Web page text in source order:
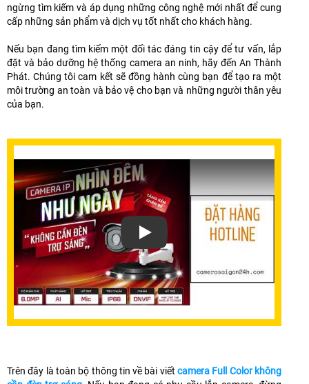
ngừng tìm kiếm và áp dụng những công nghệ mới nhất để cung
cấp những sản phẩm và dịch vụ tốt nhất cho khách hàng.
Nếu bạn đang tìm kiếm một đối tác đáng tin cậy để tư vấn, lắp
đặt và bảo dưỡng hệ thống camera an ninh, hãy đến An Thành
Phát. Chúng tôi cam kết sẽ đồng hành cùng bạn để tạo ra một
môi trường an toàn và bảo vệ cho bạn và những người thân yêu
của bạn.
Xem video Camera Full Color Không
Trên đây là toàn bộ thông tin về bài viếtcamera Full Color không